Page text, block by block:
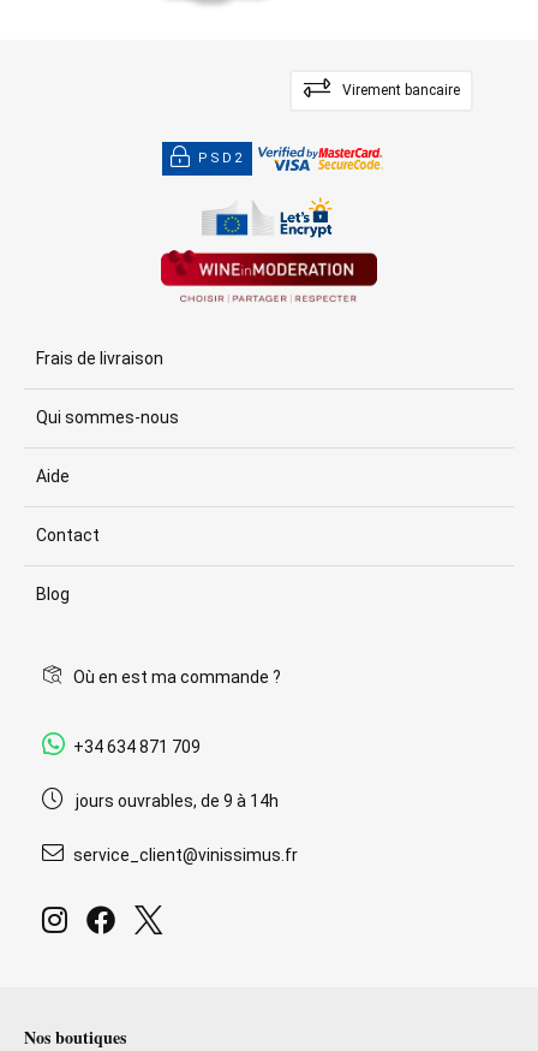
Virement bancaire
PSD2
Frais de livraison
Qui sommes-nous
Aide
Contact
Blog
Où en est ma commande ?
+34 634 871 709
jours ouvrables, de 9 à 14h
service_client@vinissimus.fr
Nos boutiques